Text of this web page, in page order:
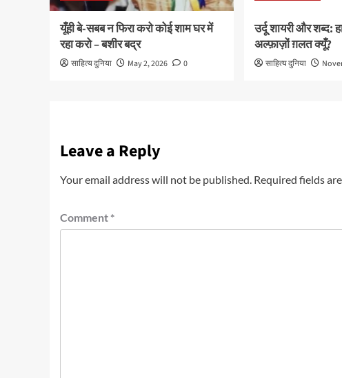
यूँही बे-सबब न फिरा करो कोई शाम घर में
रहा करो – बशीर बद्र
साहित्य दुनिया May 2, 2026 0
उर्दू शायरी और शब्द:
अल्फ़ाज़ों ग़लत क्यूँ?
साहित्य दुनिया
Leave a Reply
Your email address will not be published. Required fields
Comment *